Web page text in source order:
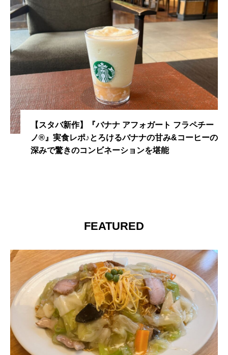
【スタバ新作】『バナナ アフォガート フラペチー
ノ®』実食レポ♪とろけるバナナの甘み&コーヒーの
深みで驚きのコンビネーションを堪能
FEATURED